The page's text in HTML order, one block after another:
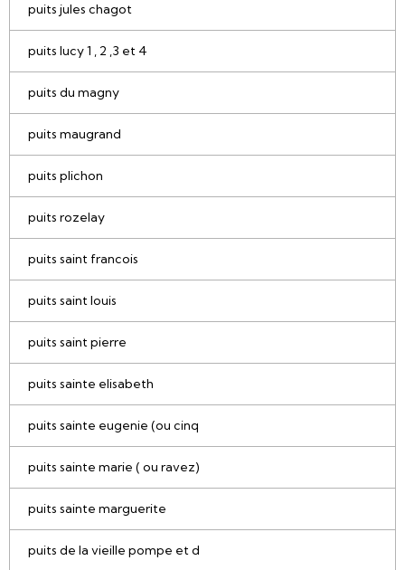
puits jules chagot
puits lucy 1 , 2 ,3 et 4
puits du magny
puits maugrand
puits plichon
puits rozelay
puits saint francois
puits saint louis
puits saint pierre
puits sainte elisabeth
puits sainte eugenie (ou cinq
puits sainte marie ( ou ravez)
puits sainte marguerite
puits de la vieille pompe et d